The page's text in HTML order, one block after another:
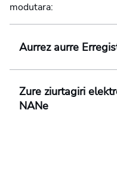
modutara:
Aurrez aurre
Zure ziurtagiri
NANe